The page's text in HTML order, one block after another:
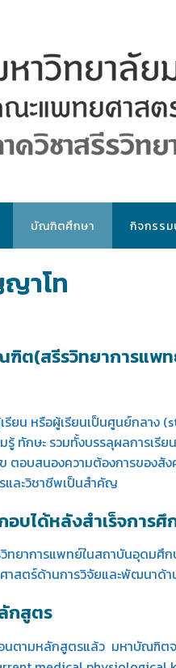
บัณฑิตศึกษา กิจกรร
าโท
ต(สรีรวิทยาการแพ
รียน หรือผู้เรียนเป็นศูนย์กลา
ทักษะ รวมทั้งบรรลุผลการเรี
ตอบสนองความต้องการของสั
และวิชาชีพเป็นสำคัญ
บได้หลังสำเร็จการศึ
ทยาการแพทย์ในสถาบันอุดมศึก
าสตร์ด้านการวิจัยและพัฒนาด้
กสูตร
นตามหลักสูตรแล้ว มหาบัณฑิตจ